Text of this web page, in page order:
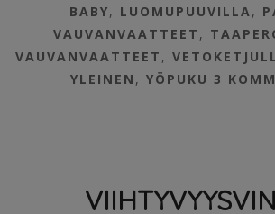
BABY, LUOMUPUUVILLA,
VAUVANVAATTEET ,
VAUVANVAATTEET ,
YLEINEN , YÖPUKU 3